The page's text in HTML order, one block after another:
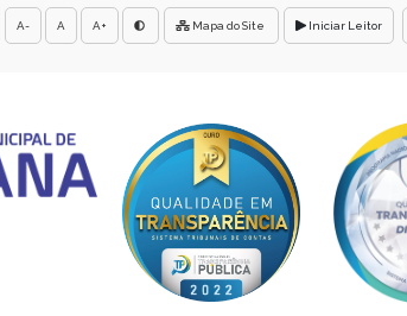
A- A A+ Mapa do Site Iniciar Leitor